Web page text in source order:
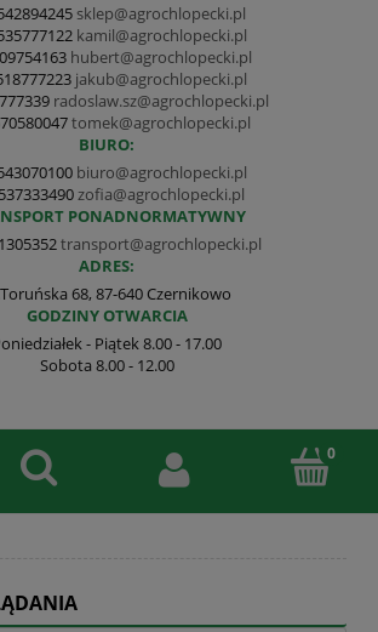
sklep@agrochlopecki.pl
kamil@agrochlopecki.pl
hubert@agrochlopecki.pl
jakub@agrochlopecki.pl
radoslaw.sz@agrochlopecki.pl
tomek@agrochlopecki.pl
BIURO:
biuro@agrochlopecki.pl
zofia@agrochlopecki.pl
PONADNORMATYWNY
transport@agrochlopecki.pl
ADRES:
68, 87-640 Czernikowo
GODZINY OTWARCIA
- Piątek 8.00 - 17.00
Sobota 8.00 - 12.00